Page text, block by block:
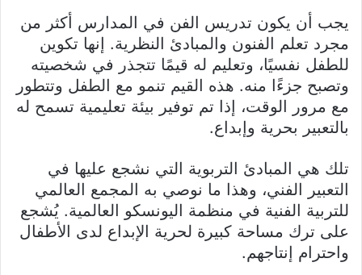
يجب أن يكون تدريس الفن في المدارس أكثر من
مجرد تعلم الفنون والمبادئ النظرية. إنها تكوين
للطفل نفسيًا، وتعليم له قيمًا تتجذر في شخصيته
وتصبح جزءًا منه. هذه القيم تنمو مع الطفل وتتطور
مع مرور الوقت، إذا تم توفير بيئة تعليمية تسمح له
بالتعبير بحرية وإبداع.
تلك هي المبادئ التربوية التي نشجع عليها في
التعبير الفني، وهذا ما نوصي به المجمع العالمي
للتربية الفنية في منظمة اليونسكو العالمية. يُشجع
على ترك مساحة كبيرة لحرية الإبداع لدى الأطفال
واحترام إنتاجهم.